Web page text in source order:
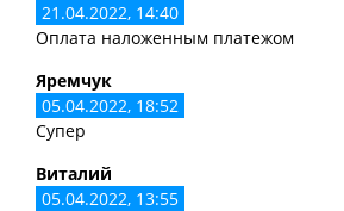
21.04.2022, 14:40
Оплата наложенным платежом
Яремчук
05.04.2022, 18:52
Супер
Виталий
05.04.2022, 13:55